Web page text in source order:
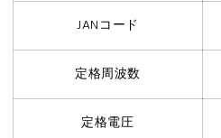
JANコード
定格周波数
定格電圧